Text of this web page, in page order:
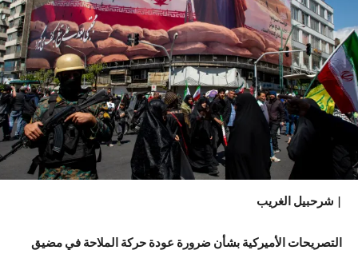
| شرحبيل الغريب
التصريحات الأميركية بشأن ضرورة عودة حركة الملاحة في مضيق